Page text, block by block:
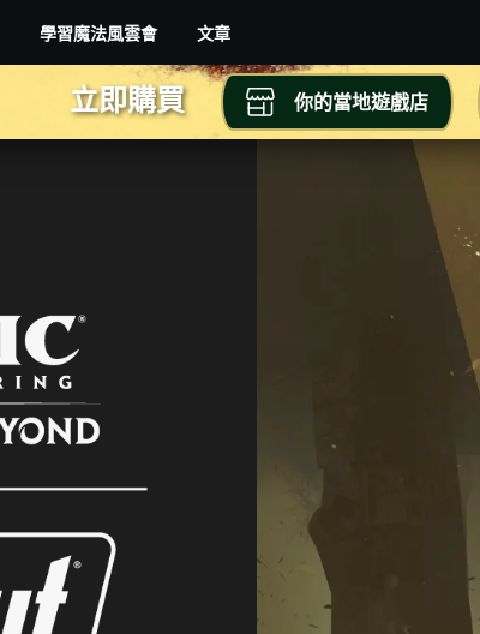
學習魔法風雲會 文章
立即購買 你的當地遊戲店